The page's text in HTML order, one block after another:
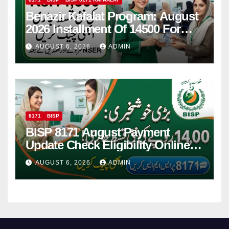
Benazir Kafalat Program: August
2026 Installment Of 14500 For
Women
AUGUST 6, 2026 ADMIN
8171 BISP
BISP 8171 August Payment
Update Check Eligibility Online
Via CNIC
AUGUST 6, 2026 ADMIN